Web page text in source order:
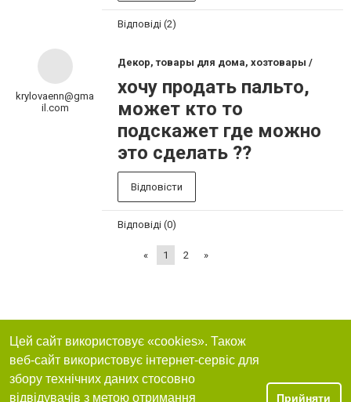
Відповіді (2)
krylovaenn@gma
il.com
Декор, товары для дома, хозтовары /
хочу продать пальто,
может кто то
подскажет где можно
это сделать ??
Відповісти
Відповіді (0)
« 1 2 »
Цей сайт використовує «cookies». Також
веб-сайт використовує інтернет-сервіс для
збору технічних даних стосовно
відвідувачів з метою отримання
Прийняти